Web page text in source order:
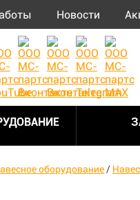
Новости
оборудование /